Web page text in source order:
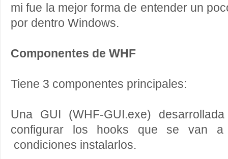
mi fue la mejor forma de entender un
por dentro Windows.
Componentes de WHF
Tiene 3 componentes principales:
Una GUI (WHF-GUI.exe)
configurar los hooks que se van
condiciones instalarlos.